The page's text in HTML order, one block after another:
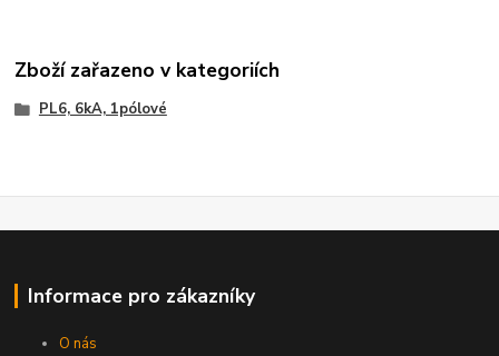
Zboží zařazeno v kategoriích
PL6, 6kA, 1pólové
Informace pro zákazníky
O nás